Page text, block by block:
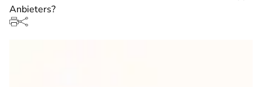
Anbieters?